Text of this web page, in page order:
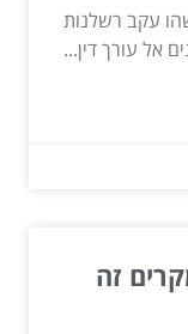
עקב רשלנות
אל עורך דין...
זה